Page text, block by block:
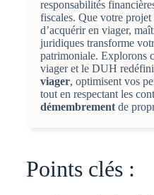
responsabilités
fiscales. Que votre
d’acquérir en viager,
juridiques transforme
patrimoniale. Explorons
viager et le DUH
viager, optimisent vos
tout en respectant les
démembrementde
Points clés :